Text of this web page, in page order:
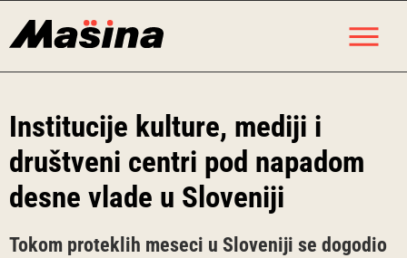
Institucije kulture, mediji i
društveni centri pod napadom
desne vlade u Sloveniji
Tokom proteklih meseci u Sloveniji se dogodio